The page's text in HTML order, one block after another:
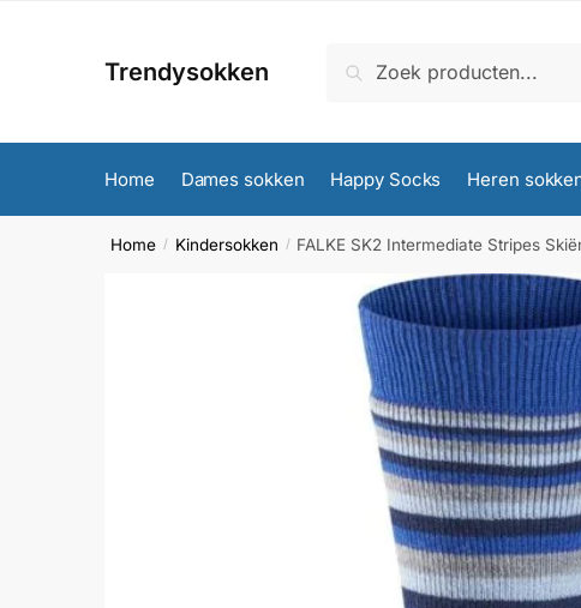
Trendysokken
naar:
Zoeken
Home Dames sokken Happy Socks Heren
Home / Kindersokken / FALKE SK2 Intermediate Stripes